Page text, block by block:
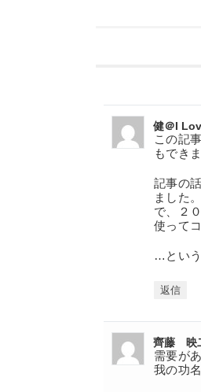
健＠I
この記
もでき
記事の
ました
で、２
使って
…という
返信
齊藤 映
需要が
我の功